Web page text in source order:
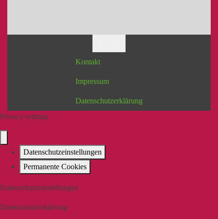
Kontakt
Impressum
Datenschutzerklärung
Privacy settings
Datenschutzeinstellungen
Permanente Cookies
Datenschutzeinstellungen
Datenschutzerklärung